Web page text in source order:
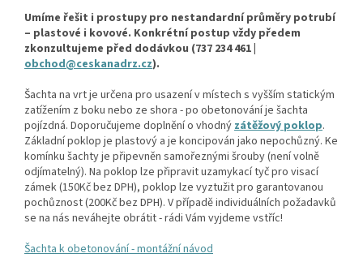
Umíme řešit i prostupy pro nestandardní průměry potrubí
– plastové i kovové. Konkrétní postup vždy předem
zkonzultujeme před dodávkou (737 234 461 |
obchod@ceskanadrz.cz).
Šachta na vrt je určena pro usazení v místech s vyšším statickým
zatížením z boku nebo ze shora - po obetonování je šachta
pojízdná. Doporučujeme doplnění o vhodný zátěžový poklop.
Základní poklop je plastový a je koncipován jako nepochůzný. Ke
komínku šachty je připevněn samořeznými šrouby (není volně
odjímatelný). Na poklop lze připravit uzamykací tyč pro visací
zámek (150Kč bez DPH), poklop lze vyztužit pro garantovanou
pochůznost (200Kč bez DPH). V případě individuálních požadavků
se na nás neváhejte obrátit - rádi Vám vyjdeme vstříc!
Šachta k obetonování - montážní návod